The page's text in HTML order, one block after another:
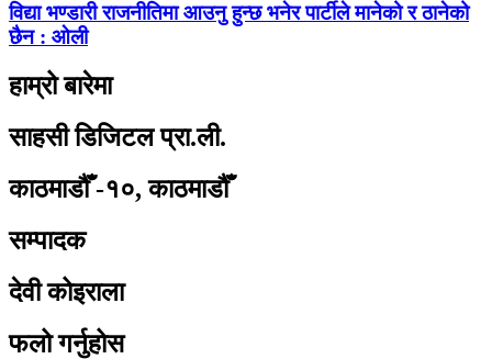
विद्या भण्डारी राजनीतिमा आउनु हुन्छ भनेर पार्टीले मानेको र ठानेको
छैन : ओली
हाम्रो बारेमा
साहसी डिजिटल प्रा.ली.
काठमाडौँ -१०, काठमाडौँ
सम्पादक
देवी कोइराला
फलो गर्नुहोस